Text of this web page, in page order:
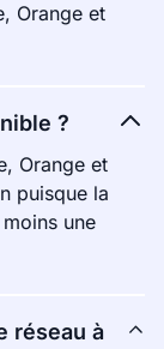
Orange et
?
Orange et
puisque la
une
réseau à